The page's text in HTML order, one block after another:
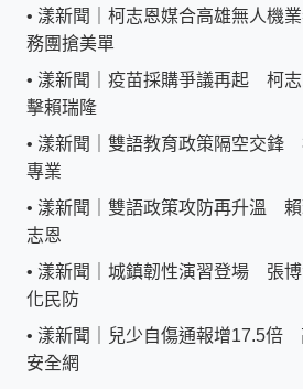
• 漾新聞｜柯志恩媒合高雄無人機
務團搶美單
• 漾新聞｜疫苗採購爭議再起 柯志
擊賴瑞隆
• 漾新聞｜雙語教育政策隔空交鋒
專業
• 漾新聞｜雙語政策攻防再升溫 賴
志恩
• 漾新聞｜城鎮韌性演習登場 張
化民防
• 漾新聞｜兒少自傷通報增17.5倍
安全網